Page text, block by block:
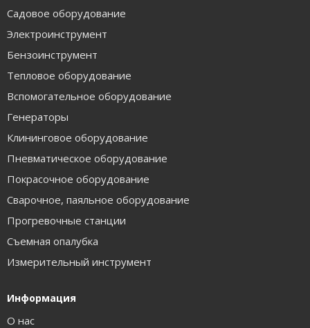
Садовое оборудование
Электроинструмент
Бензоинструмент
Тепловое оборудование
Вспомогательное оборудование
Генераторы
Клининговое оборудование
Пневматическое оборудование
Покрасочное оборудование
Сварочное, паяльное оборудование
Прогревочные станции
Съемная опалубка
Измерительный инструмент
Информация
О нас